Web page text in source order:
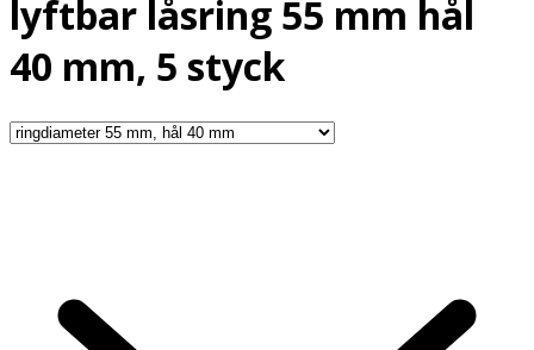
lyftbar låsring 55 mm hål
40 mm, 5 styck